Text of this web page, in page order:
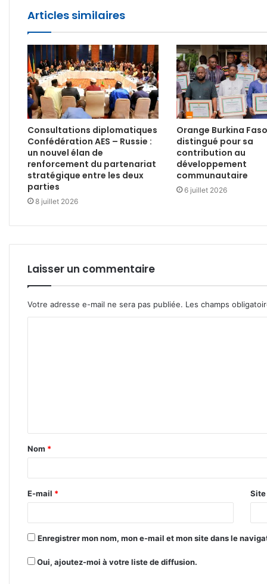
Articles similaires
Consultations diplomatiques
Confédération AES – Russie :
un nouvel élan de
renforcement du partenariat
stratégique entre les deux
parties
8 juillet 2026
Orange Burkina Faso
distingué pour sa
contribution au
développement
communautaire
6 juillet 2026
Laisser un commentaire
Votre adresse e-mail ne sera pas publiée. Les champs
t
a
e
*
Nom *
E-mail *
Enregistrer mon nom, mon e-mail et mon site dans le
Oui, ajoutez-moi à votre liste de diffusion.